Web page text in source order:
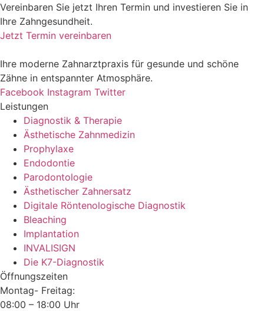
Vereinbaren Sie jetzt Ihren Termin und investieren Sie in
Ihre Zahngesundheit.
Jetzt Termin vereinbaren
Ihre moderne Zahnarztpraxis für gesunde und schöne
Zähne in entspannter Atmosphäre.
Facebook Instagram Twitter
Leistungen
Diagnostik & Therapie
Ästhetische Zahnmedizin
Prophylaxe
Endodontie
Parodontologie
Ästhetischer Zahnersatz
Digitale Röntenologische Diagnostik
Bleaching
Implantation
INVALISIGN
Die K7-Diagnostik
Öffnungszeiten
Montag- Freitag:
08:00 – 18:00 Uhr